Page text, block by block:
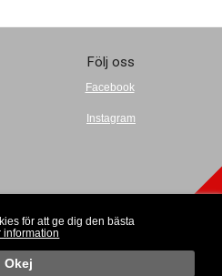
Okej
för att ge dig den bästa
information
Följ oss
Facebook
Instagram
i Norden AB| E-post: info@retroplay.se
play Nyhetsbrev